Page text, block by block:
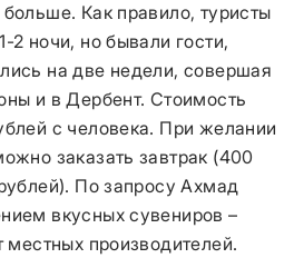
Как правило, туристы
2 ночи, но бывали гости,
на две недели, совершая
и в Дербент. Стоимость
с человека. При желании
заказать завтрак (400
По запросу Ахмад
вкусных сувениров –
местных производителей.